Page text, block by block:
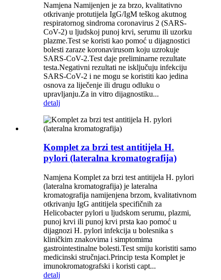
Namjena Namijenjen je za brzo, kvalitativno
otkrivanje protutijela IgG/IgM teškog akutnog
respiratornog sindroma coronavirus 2 (SARS-
CoV-2) u ljudskoj punoj krvi, serumu ili uzorku
plazme.Test se koristi kao pomoć u dijagnostici
bolesti zaraze koronavirusom koju uzrokuje
SARS-CoV-2.Test daje preliminarne rezultate
testa.Negativni rezultati ne isključuju infekciju
SARS-CoV-2 i ne mogu se koristiti kao jedina
osnova za liječenje ili drugu odluku o
upravljanju.Za in vitro dijagnostiku...
detalj
Komplet za brzi test antitijela H.
pylori (lateralna kromatografija)
Namjena Komplet za brzi test antitijela H. pylori
(lateralna kromatografija) je lateralna
kromatografija namijenjena brzom, kvalitativnom
otkrivanju IgG antitijela specifičnih za
Helicobacter pylori u ljudskom serumu, plazmi,
punoj krvi ili punoj krvi prsta kao pomoć u
dijagnozi H. pylori infekcija u bolesnika s
kliničkim znakovima i simptomima
gastrointestinalne bolesti.Test smiju koristiti samo
medicinski stručnjaci.Princip testa Komplet je
imunokromatografski i koristi capt...
detalj